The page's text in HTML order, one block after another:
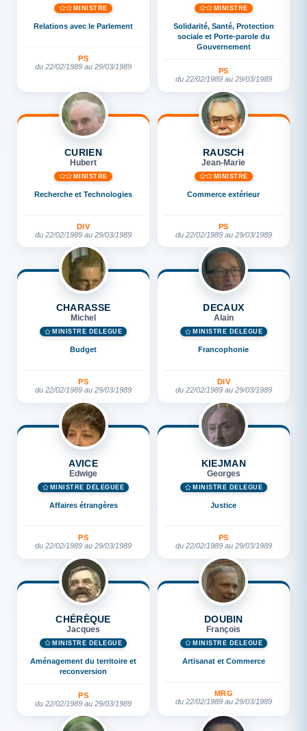
MINISTRE
Relations avec le Parlement
PS
du 22/02/1989 au 29/03/1989
MINISTRE
Solidarité, Santé, Protection
sociale et Porte-parole du
Gouvernement
PS
du 22/02/1989 au 29/03/1989
CURIEN
Hubert
MINISTRE
Recherche et Technologies
DIV
du 22/02/1989 au 29/03/1989
RAUSCH
Jean-Marie
MINISTRE
Commerce extérieur
PS
du 22/02/1989 au 29/03/1989
CHARASSE
Michel
MINISTRE DÉLÉGUÉ
Budget
PS
du 22/02/1989 au 29/03/1989
DECAUX
Alain
MINISTRE DÉLÉGUÉ
Francophonie
DIV
du 22/02/1989 au 29/03/1989
AVICE
Edwige
MINISTRE DÉLÉGUÉE
Affaires étrangères
PS
du 22/02/1989 au 29/03/1989
KIEJMAN
Georges
MINISTRE DÉLÉGUÉ
Justice
PS
du 22/02/1989 au 29/03/1989
CHÉRÈQUE
Jacques
MINISTRE DÉLÉGUÉ
Aménagement du territoire et
reconversion
PS
du 22/02/1989 au 29/03/1989
DOUBIN
François
MINISTRE DÉLÉGUÉ
Artisanat et Commerce
MRG
du 22/02/1989 au 29/03/1989